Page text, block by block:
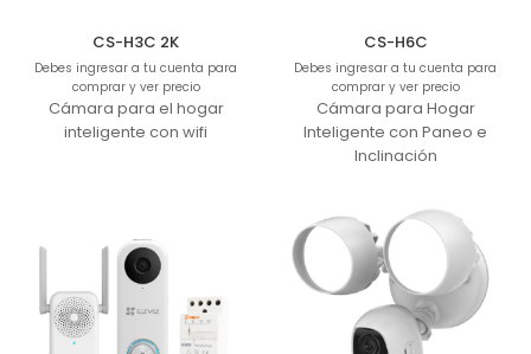
CS-H3C 2K
Debes ingresar a tu cuenta para
comprar y ver precio
Cámara para el hogar
inteligente con wifi
CS-H6C
Debes ingresar a tu cuenta para
comprar y ver precio
Cámara para Hogar
Inteligente con Paneo e
Inclinación